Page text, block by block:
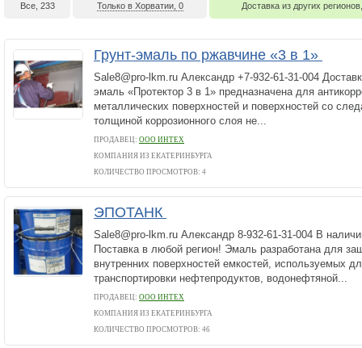
Все, 233 Только в Хорватии, 0 Доставка из других
Грунт-эмаль по ржавчине «3 в 1»
Sale8@pro-lkm.ru Александр +7-932-61-31-004
эмаль «Протектор 3 в 1» предназначена для
металлических поверхностей и поверхностей со
толщиной коррозионного слоя не...
ПРОДАВЕЦ: ООО ИНТЕХ
КОМПАНИЯ ИЗ ЕКАТЕРИНБУРГА
КОЛИЧЕСТВО ПРОСМОТРОВ: 4
ЭПОТАНК
Sale8@pro-lkm.ru Александр 8-932-61-31-004 В
Поставка в любой регион! Эмаль разработана для
внутренних поверхностей емкостей, используемых
транспортировки нефтепродуктов, водонефтяной...
ПРОДАВЕЦ: ООО ИНТЕХ
КОМПАНИЯ ИЗ ЕКАТЕРИНБУРГА
КОЛИЧЕСТВО ПРОСМОТРОВ: 46